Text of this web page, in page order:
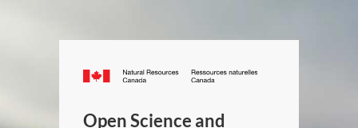
Canada.ca
/
Open Science and